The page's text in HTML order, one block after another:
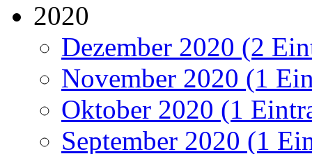
2020
Dezember 2020 (2
November 2020 (1
Oktober 2020 (1
September 2020 (1